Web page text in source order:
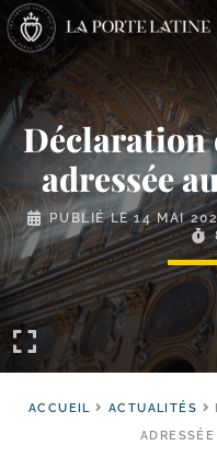
Déclaration
adressée
PUBLIÉ LE14 MAI
ACCUEIL ACTUALITÉS